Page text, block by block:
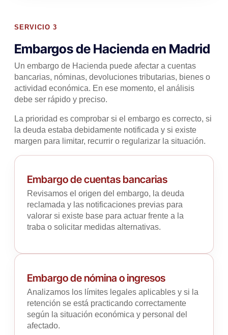
SERVICIO 3
Embargos de Hacienda en Madrid
Un embargo de Hacienda puede afectar a cuentas
bancarias, nóminas, devoluciones tributarias, bienes o
actividad económica. En ese momento, el análisis
debe ser rápido y preciso.
La prioridad es comprobar si el embargo es correcto, si
la deuda estaba debidamente notificada y si existe
margen para limitar, recurrir o regularizar la situación.
Embargo de cuentas bancarias
Revisamos el origen del embargo, la deuda
reclamada y las notificaciones previas para
valorar si existe base para actuar frente a la
traba o solicitar medidas alternativas.
Embargo de nómina o ingresos
Analizamos los límites legales aplicables y si la
retención se está practicando correctamente
según la situación económica y personal del
afectado.